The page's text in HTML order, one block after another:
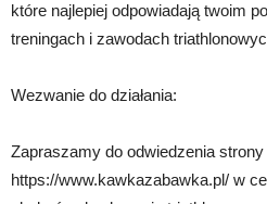
które najlepiej odpowiadają twoim
treningach i zawodach
Wezwanie do działania:
Zapraszamy do odwiedzenia strony
https://www.kawkazabawka.pl/ w